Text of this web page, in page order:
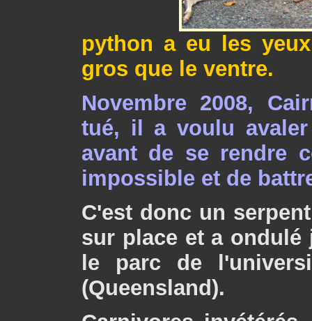
python a eu les
gros que le ventre.
Novembre 2008,
tué, il a voulu
avant de se rendre
impossible et de
C'est donc un
sur place et a
le parc de
(Queensland).